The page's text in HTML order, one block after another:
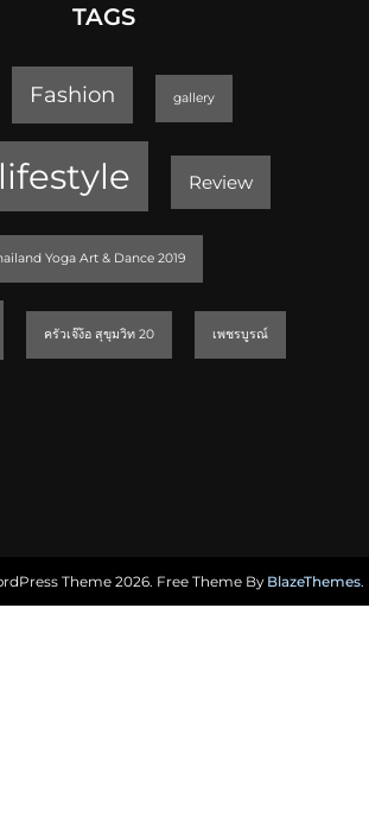
TAGS
Fashion gallery
lifestyle Review
Yoga Art & Dance 2019
ครัวเจ๊ง้อ สุขุมวิท 20 เพชรบูรณ์
Theme 2026. Free Theme By BlazeThemes.